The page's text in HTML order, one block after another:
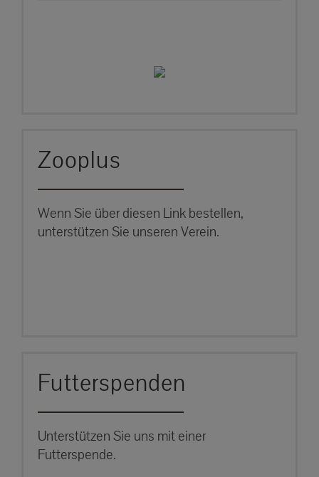
Zooplus
Wenn Sie über diesen Link bestellen,
unterstützen Sie unseren Verein.
Futterspenden
Unterstützen Sie uns mit einer
Futterspende.